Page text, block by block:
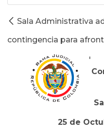
Sala Administrativa
contingencia para
'
25 de